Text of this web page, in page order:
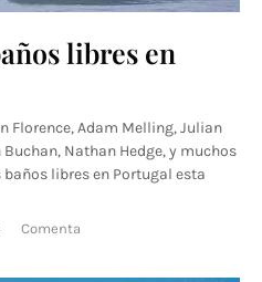
libres en
Florence, Adam Melling, Julian
Nathan Hedge, y muchos
libres en Portugal esta
Comenta